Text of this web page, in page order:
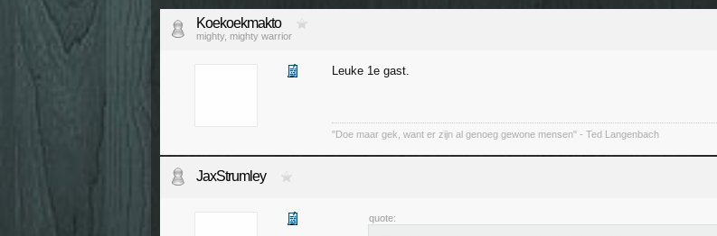
Koekoekmakto
mighty, mighty warrior
Leuke 1e gast.
"Doe maar gek, want er zijn al genoeg gewone mensen" - Ted Langenbach
JaxStrumley
quote: